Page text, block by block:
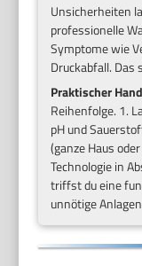
Unsicherheiten
professionelle
Symptome wie
Druckabfall. Das
Praktischer
Reihenfolge. 1.
pH und
(ganze Haus
Technologie in
triffst du eine
unnötige